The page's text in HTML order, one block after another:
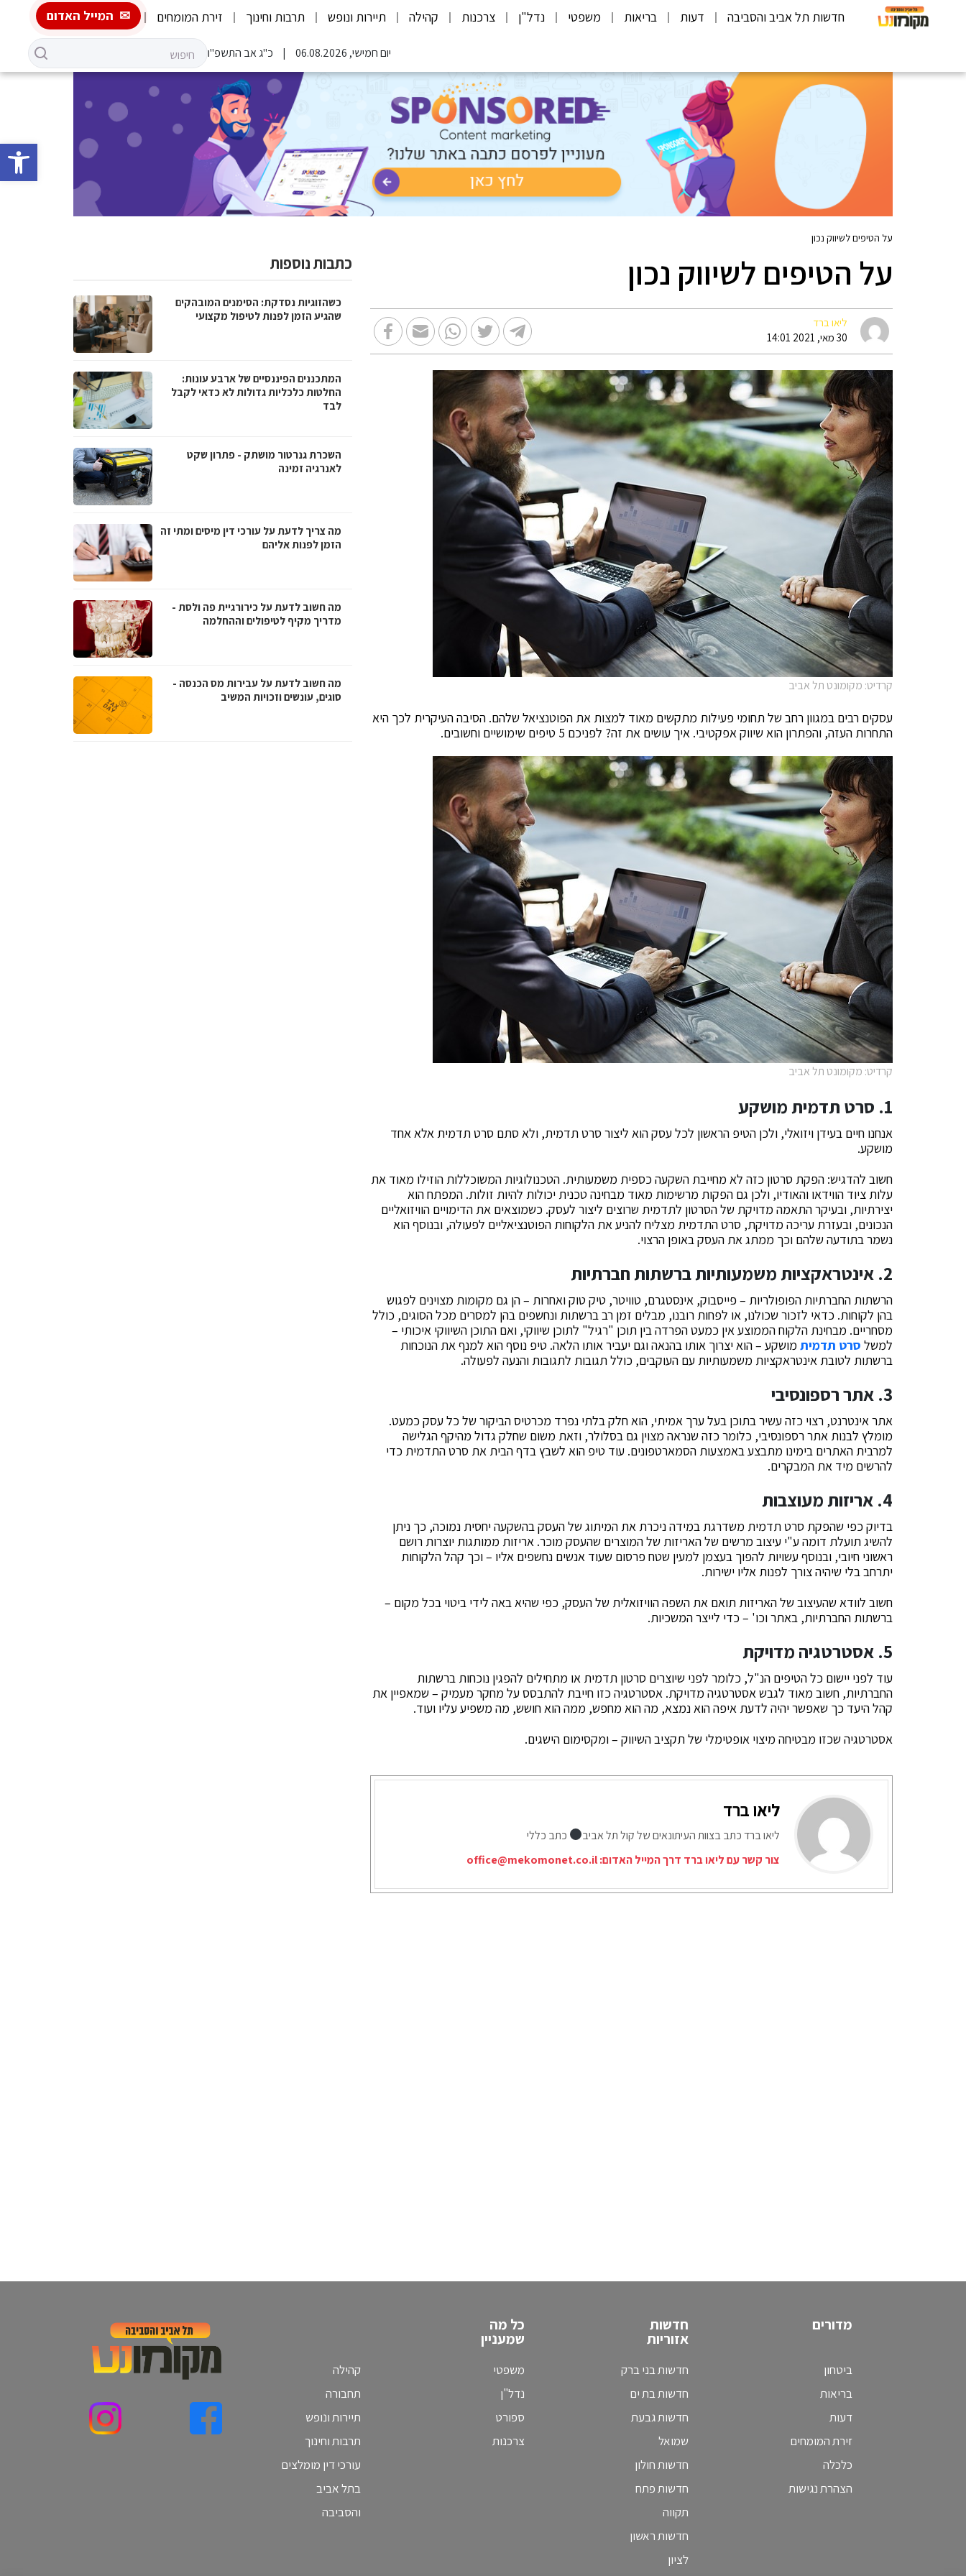
פתח
חדשות תל אביב והסביבה דעות בריאות משפטי נדל"ן צרכנות קהילה תיירות ונופש תרבות וחינוך זירת המומחים המייל האדום
יום חמישי, 06.08.2026 כ"ג אב התשפ"ו
על הטיפים לשיווק נכון
על הטיפים לשיווק נכון
ליאו ברד
30 מאי, 2021 14:01
קרדיט: מקומונט תל אביב
עסקים רבים במגוון רחב של תחומי פעילות מתקשים מאוד למצות את הפוטנציאל שלהם. הסיבה העיקרית לכך היא
התחרות העזה, והפתרון הוא שיווק אפקטיבי. איך עושים את זה? לפניכם 5 טיפים שימושיים וחשובים.
קרדיט: מקומונט תל אביב
1. סרט תדמית מושקע
אנחנו חיים בעידן ויזואלי, ולכן הטיפ הראשון לכל עסק הוא ליצור סרט תדמית, ולא סתם סרט תדמית אלא אחד
מושקע.
חשוב להדגיש: הפקת סרטון כזה לא מחייבת השקעה כספית משמעותית. הטכנולוגיות המשוכללות הוזילו מאוד את
עלות ציוד הווידאו והאודיו, ולכן גם הפקות מרשימות מאוד מבחינה טכנית יכולות להיות זולות. המפתח הוא
יצירתיות, ובעיקר התאמה מדויקת של הסרטון לתדמית שרוצים ליצור לעסק. כשמוצאים את הדימויים הוויזואליים
הנכונים, ובעזרת עריכה מדויקת, סרט התדמית מצליח להניע את הלקוחות הפוטנציאליים לפעולה, ובנוסף הוא
נשמר בתודעה שלהם וכך ממתג את העסק באופן הרצוי.
2. אינטראקציות משמעותיות ברשתות חברתיות
הרשתות החברתיות הפופולריות – פייסבוק, אינסטגרם, טוויטר, טיק טוק ואחרות – הן גם מקומות מצוינים לפגוש
בהן לקוחות. כדאי לזכור שכולנו, או לפחות רובנו, מבלים זמן רב ברשתות ונחשפים בהן למסרים מכל הסוגים, כולל
מסחריים. מבחינת הלקוח הממוצע אין כמעט הפרדה בין תוכן "רגיל" לתוכן שיווקי, ואם התוכן השיווקי איכותי –
למשל סרט תדמית מושקע – הוא יצרוך אותו בהנאה וגם יעביר אותו הלאה. טיפ נוסף הוא למנף את הנוכחות
ברשתות לטובת אינטראקציות משמעותיות עם העוקבים, כולל תגובות לתגובות והנעה לפעולה.
3. אתר רספונסיבי
אתר אינטרנט, רצוי כזה עשיר בתוכן בעל ערך אמיתי, הוא חלק בלתי נפרד מכרטיס הביקור של כל עסק כמעט.
מומלץ לבנות אתר רספונסיבי, כלומר כזה שנראה מצוין גם בסלולר, וזאת משום שחלק גדול מהיקף הגלישה
למרבית האתרים בימינו מתבצע באמצעות הסמארטפונים. עוד טיפ הוא לשבץ בדף הבית את סרט התדמית כדי
להרשים מיד את המבקרים.
4. אריזות מעוצבות
בדיוק כפי שהפקת סרט תדמית משדרגת במידה ניכרת את המיתוג של העסק בהשקעה יחסית נמוכה, כך ניתן
להשיג תועלת דומה ע"י עיצוב מרשים של האריזות של המוצרים שהעסק מוכר. אריזות ממותגות יוצרות רושם
ראשוני חיובי, ובנוסף עשויות להפוך בעצמן למעין שטח פרסום שעוד אנשים נחשפים אליו – וכך קהל הלקוחות
יתרחב בלי שיהיה צורך לפנות אליו ישירות.
חשוב לוודא שהעיצוב של האריזות תואם את השפה הוויזואלית של העסק, כפי שהיא באה לידי ביטוי בכל מקום –
ברשתות החברתיות, באתר וכו' – כדי לייצר המשכיות.
5. אסטרטגיה מדויקת
עוד לפני יישום כל הטיפים הנ"ל, כלומר לפני שיוצרים סרטון תדמית או מתחילים להפגין נוכחות ברשתות
החברתיות, חשוב מאוד לגבש אסטרטגיה מדויקת. אסטרטגיה כזו חייבת להתבסס על מחקר מעמיק – שמאפיין את
קהל היעד כך שאפשר יהיה לדעת איפה הוא נמצא, מה הוא מחפש, ממה הוא חושש, מה משפיע עליו ועוד.
אסטרטגיה שכזו מבטיחה מיצוי אופטימלי של תקציב השיווק – ומקסימום הישגים.
ליאו ברד
ליאו ברד כתב בצוות העיתונאים של קול תל אביב
כתב כללי
צור קשר עם ליאו ברד דרך המייל האדום:office@mekomonet.co.il
כתבות נוספות
כשהזוגיות נסדקת: הסימנים המובהקים
שהגיע הזמן לפנות לטיפול מקצועי
המתכננים הפיננסיים של ארבע עונות:
החלטות כלכליות גדולות לא כדאי לקבל
לבד
השכרת גנרטור מושתק - פתרון שקט
לאנרגיה זמינה
מה צריך לדעת על עורכי דין מיסים ומתי זה
הזמן לפנות אליהם
מה חשוב לדעת על כירורגיית פה ולסת -
מדריך מקיף לטיפולים וההחלמה
מה חשוב לדעת על עבירות מס הכנסה -
סוגים, עונשים וזכויות המשיב
מדורים
ביטחון
בריאות
דעות
זירת המומחים
כלכלה
הצהרת נגישות
חדשות
אזוריות
חדשות בני ברק
חדשות בת ים
חדשות גבעת
שמואל
חדשות חולון
חדשות פתח
תקווה
חדשות ראשון
לציון
כל מה
שמעניין
משפטי
נדל"ן
ספורט
צרכנות
קהילה
תחבורה
תיירות ונופש
תרבות וחינוך
עורכי דין מומלצים
בתל אביב
והסביבה